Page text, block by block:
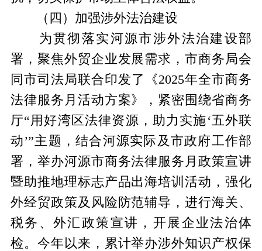
（四）加强涉外法治建设
为贯彻落实河源市涉外法治建设部
署，聚焦外贸企业发展需求，市商务局会
同市司法局联合印发了《2025年全市商务
法律服务月活动方案》，紧密围绕省商务
厅“用好湾区法律资源，助力实施‘五外联
动’”主题，结合河源实际及市政府工作部
署，举办河源市商务法律服务月政策宣讲
暨助推地理标志产品出海培训活动，强化
外经贸政策及风险防范辅导，进行海关、
税务、外汇政策宣讲，开展企业法治体
检。今年以来，累计举办涉外知识产权保